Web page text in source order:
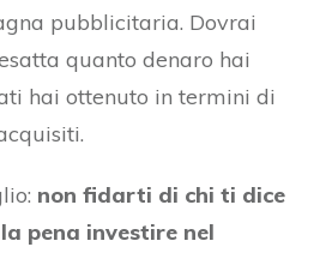
pubblicitaria. Dovrai
quanto denaro hai
hai ottenuto in termini di
non fidarti di chi ti dice
pena investire nel